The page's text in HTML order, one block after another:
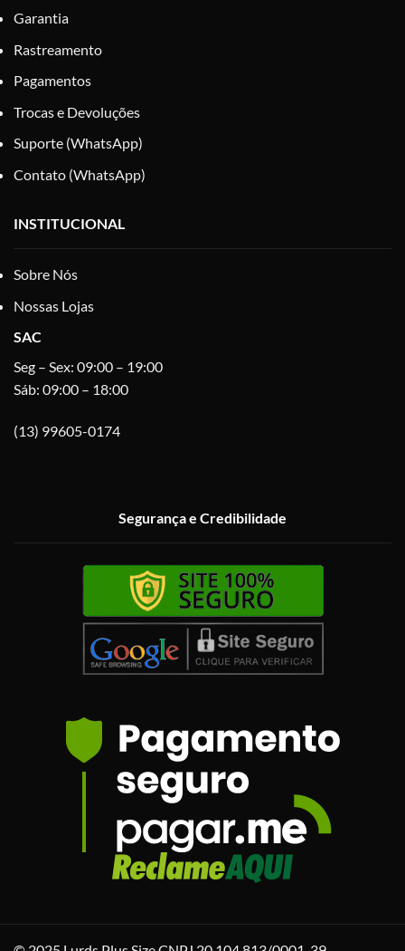
Garantia
Rastreamento
Pagamentos
Trocas e Devoluções
Suporte (WhatsApp)
Contato (WhatsApp)
INSTITUCIONAL
Sobre Nós
Nossas Lojas
SAC
Seg – Sex: 09:00 – 19:00
Sáb: 09:00 – 18:00
(13) 99605-0174
Segurança e Credibilidade